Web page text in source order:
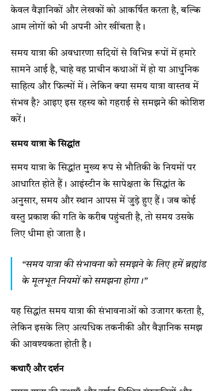
केवल वैज्ञानिकों और लेखकों को आकर्षित करता है, बल्कि
आम लोगों को भी अपनी ओर खींचता है।
समय यात्रा की अवधारणा सदियों से विभिन्न रूपों में हमारे
सामने आई है, चाहे वह प्राचीन कथाओं में हो या आधुनिक
साहित्य और फिल्मों में। लेकिन क्या समय यात्रा वास्तव में
संभव है? आइए इस रहस्य को गहराई से समझने की कोशिश
करें।
समय यात्रा के सिद्धांत
समय यात्रा के सिद्धांत मुख्य रूप से भौतिकी के नियमों पर
आधारित होते हैं। आइंस्टीन के सापेक्षता के सिद्धांत के
अनुसार, समय और स्थान आपस में जुड़े हुए हैं। जब कोई
वस्तु प्रकाश की गति के करीब पहुंचती है, तो समय उसके
लिए धीमा हो जाता है।
“समय यात्रा की संभावना को समझने के लिए हमें ब्रह्मांड
के मूलभूत नियमों को समझना होगा।”
यह सिद्धांत समय यात्रा की संभावनाओं को उजागर करता है,
लेकिन इसके लिए अत्यधिक तकनीकी और वैज्ञानिक समझ
की आवश्यकता होती है।
कथाएँ और दर्शन